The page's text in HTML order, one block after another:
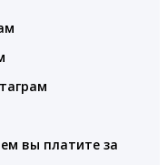
вы платите за